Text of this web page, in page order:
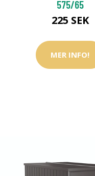
575/65
225 SEK
MER INFO!